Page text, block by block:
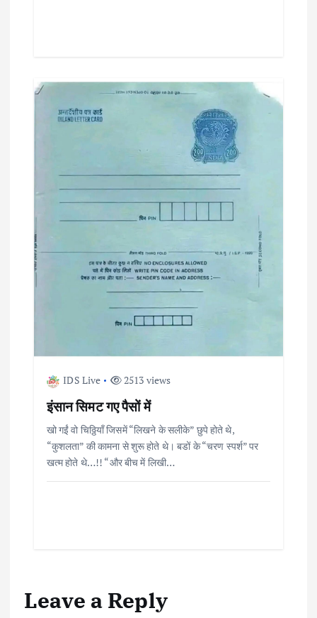
IDS Live 2513 views
इंसान सिमट गए पैसों में
खो गईं वो चिठ्ठियाँ जिसमें “लिखने के सलीके” छुपे होते थे,
“कुशलता” की कामना से शुरू होते थे। बडों के “चरण स्पर्श” पर
खत्म होते थे…!! “और बीच में लिखी…
Leave a Reply